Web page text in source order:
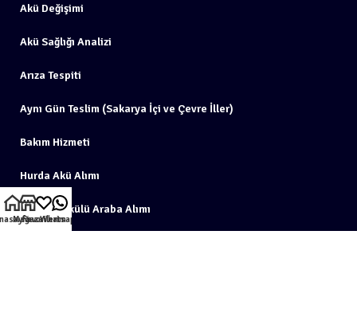
Akü Değişimi
Akü Sağlığı Analizi
Arıza Tespiti
Aynı Gün Teslim (Sakarya İçi ve Çevre İller)
Bakım Hizmeti
Hurda Akü Alımı
İkinci El Akülü Araba Alımı
Mağaza
Favorilerim
Whatsapp